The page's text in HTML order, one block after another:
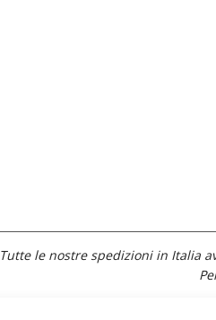
Tutte le nostre spedizioni in Italia